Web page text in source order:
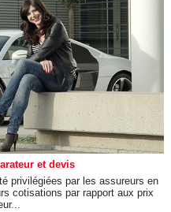
et devis
privilégiées par les assureurs en
cotisations par rapport aux prix